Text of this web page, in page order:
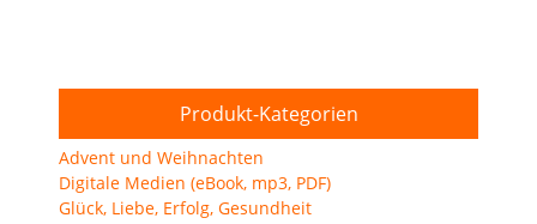
Produkt-Kategorien
Advent und Weihnachten
Digitale Medien (eBook, mp3, PDF)
Glück, Liebe, Erfolg, Gesundheit